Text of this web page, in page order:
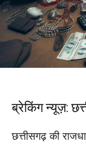
ब्रेकिंग न्यूज़:
छत्तीसगढ़ की